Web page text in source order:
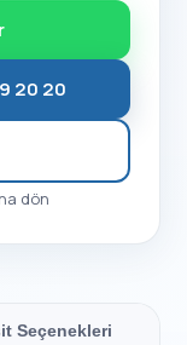
20 20
dön
Seçenekleri